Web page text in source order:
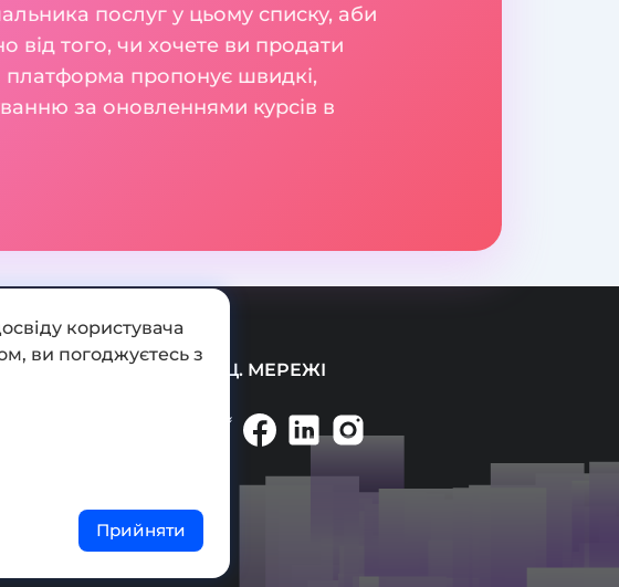
послуг у цьому списку, аби
від того, чи хочете ви продати
платформа пропонує швидкі,
за оновленнями курсів в
СОЦ. МЕРЕЖІ
користувача
ви погоджуєтесь з
Прийняти